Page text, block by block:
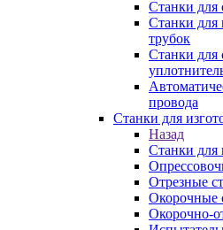
Станки для
Станки для
трубок
Станки для
провода
Станки для
Назад
Станки для
Отрезные
Окорочные
Окорочно-